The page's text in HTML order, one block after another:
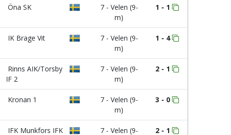
Öna SK
7 - Velen (9-
m)
1 - 1
IK Brage Vit
7 - Velen (9-
m)
1 - 4
Rinns AIK/Torsby
IF 2
7 - Velen (9-
m)
2 - 1
Kronan 1
7 - Velen (9-
m)
3 - 0
IFK Munkfors IFK 7 - Velen (9- 2 - 1